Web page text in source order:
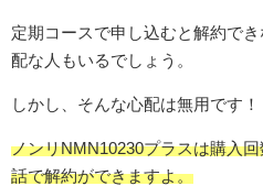
定期コースで申し込むと解約で
配な人もいるでしょう。
しかし、そんな心配は無用です！
ノンリNMN10230プラスは購入
話で解約ができますよ。